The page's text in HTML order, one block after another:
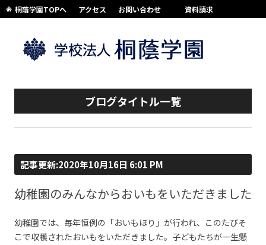
桐蔭学園TOPへ アクセス お問い合わせ 資料請求
ブログタイトル一覧
記事更新:2020年10月16日 6:01 PM
幼稚園のみんなからおいもをいただきました
幼稚園では、毎年恒例の「おいもほり」が行われ、このたびそ
こで収穫されたおいもをいただきました。子どもたちが一生懸